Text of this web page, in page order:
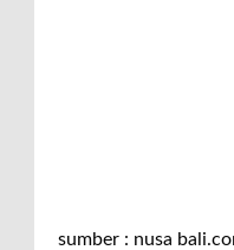
sumber : nusa